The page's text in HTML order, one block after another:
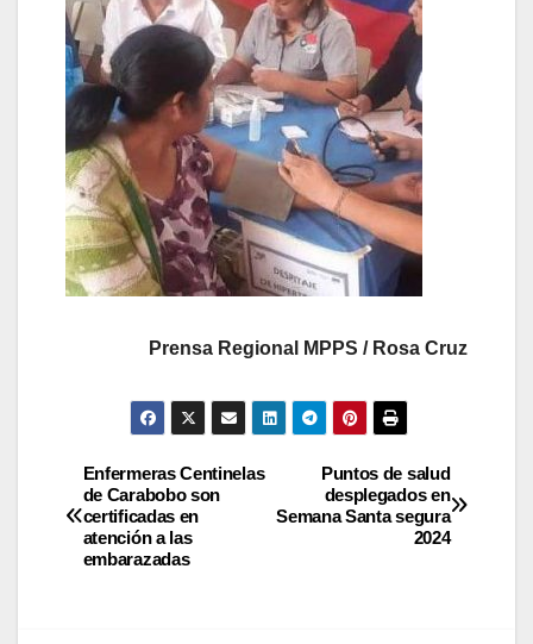
Prensa Regional MPPS / Rosa Cruz
Puntos de salud
desplegados en
Semana Santa segura
2024
Enfermeras Centinelas
de Carabobo son
certificadas en
atención a las
embarazadas